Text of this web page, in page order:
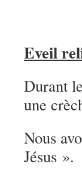
Eveil
Durant
une
Nous
Jésus ».